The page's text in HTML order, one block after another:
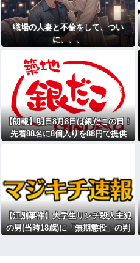
職場の人妻と不倫をして、つい
に、、、
【朗報】明日8月8日は銀だこの日！
先着88名に8個入りを88円で提供
【江別事件】大学生リンチ殺人主犯
の男(当時18歳)に「無期懲役」の判